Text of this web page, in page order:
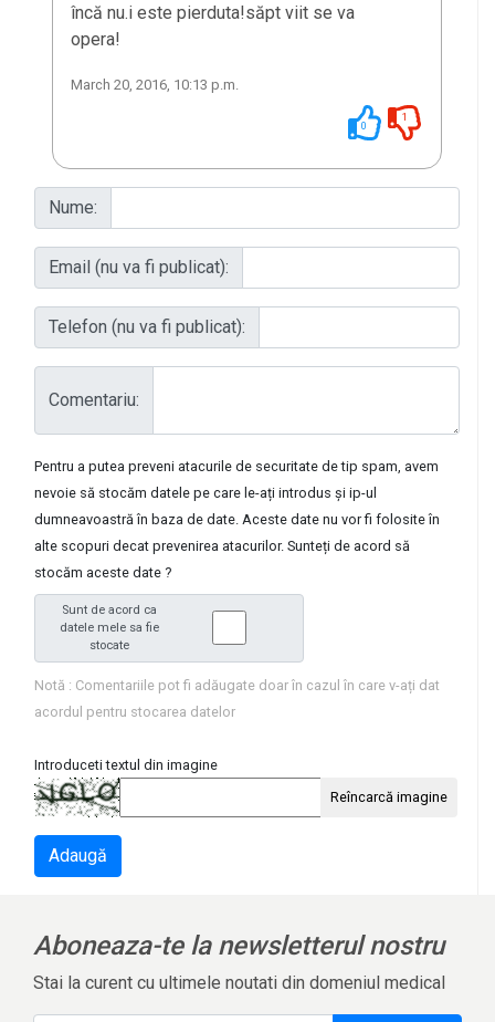
încă nu.i este pierduta!săpt viit se va
opera!
March 20, 2016, 10:13 p.m.
0
1
Nume:
Email (nu va fi publicat):
Telefon (nu va fi publicat):
Comentariu:
Pentru a putea preveni atacurile de securitate de tip spam, avem
nevoie să stocăm datele pe care le-ați introdus și ip-ul
dumneavoastră în baza de date. Aceste date nu vor fi folosite în
alte scopuri decat prevenirea atacurilor. Sunteți de acord să
stocăm aceste date ?
Sunt de acord ca
datele mele sa fie
stocate
Notă : Comentariile pot fi adăugate doar în cazul în care v-ați dat
acordul pentru stocarea datelor
Introduceti textul din imagine
Reîncarcă imagine
Adaugă
Aboneaza-te la newsletterul nostru
Stai la curent cu ultimele noutati din domeniul medical